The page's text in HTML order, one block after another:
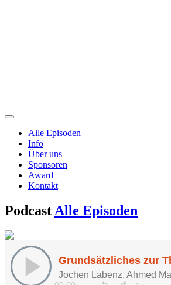
Alle Episoden
Info
Über uns
Sponsoren
Award
Kontakt
PodcastAlle Episoden